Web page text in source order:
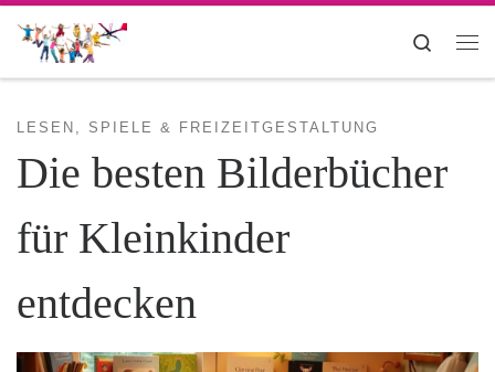
Zum Inhalt springen
Search
LESEN, SPIELE & FREIZEITGESTALTUNG
Die besten Bilderbücher
für Kleinkinder
entdecken